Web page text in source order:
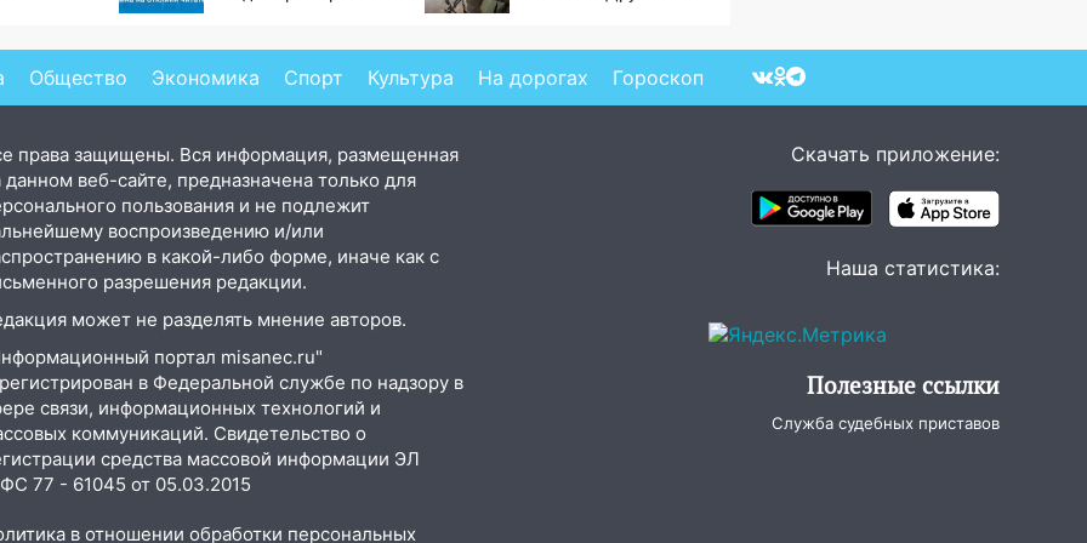
Общество Экономика Спорт Культура На дорогах Гороскоп
права защищены. Вся информация, размещенная
данном веб-сайте, предназначена только для
пользования и не подлежит
воспроизведению и/или
в какой-либо форме, иначе как с
разрешения редакции.
может не разделять мнение авторов.
портал misanec.ru"
в Федеральной службе по надзору в
связи, информационных технологий и
коммуникаций. Свидетельство о
средства массовой информации ЭЛ
77 - 61045 от 05.03.2015
в отношении обработки персональных
Скачать приложение:
Наша статистика:
Полезные ссылки
Служба судебных приставов